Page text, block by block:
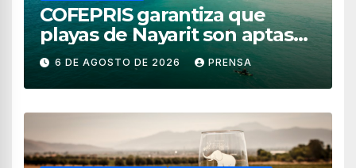
COFEPRIS garantiza que
playas de Nayarit son aptas
para uso recreativo
6 DE AGOSTO DE 2026 PRENSA